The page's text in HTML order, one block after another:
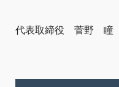
代表取締役 菅野 瞳